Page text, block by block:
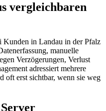
vergleichbaren
Kunden in Landau in der Pfalz
manuelle
Verzögerungen, Verlust
adressiert mehrere
oft erst sichtbar, wenn sie weg